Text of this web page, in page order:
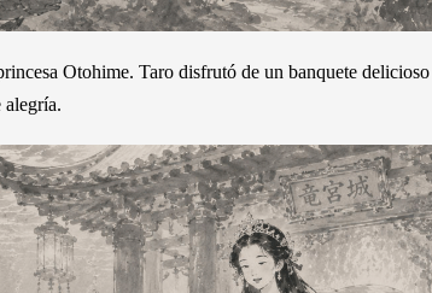
Otohime. Taro disfrutó de un banquete
alegría.